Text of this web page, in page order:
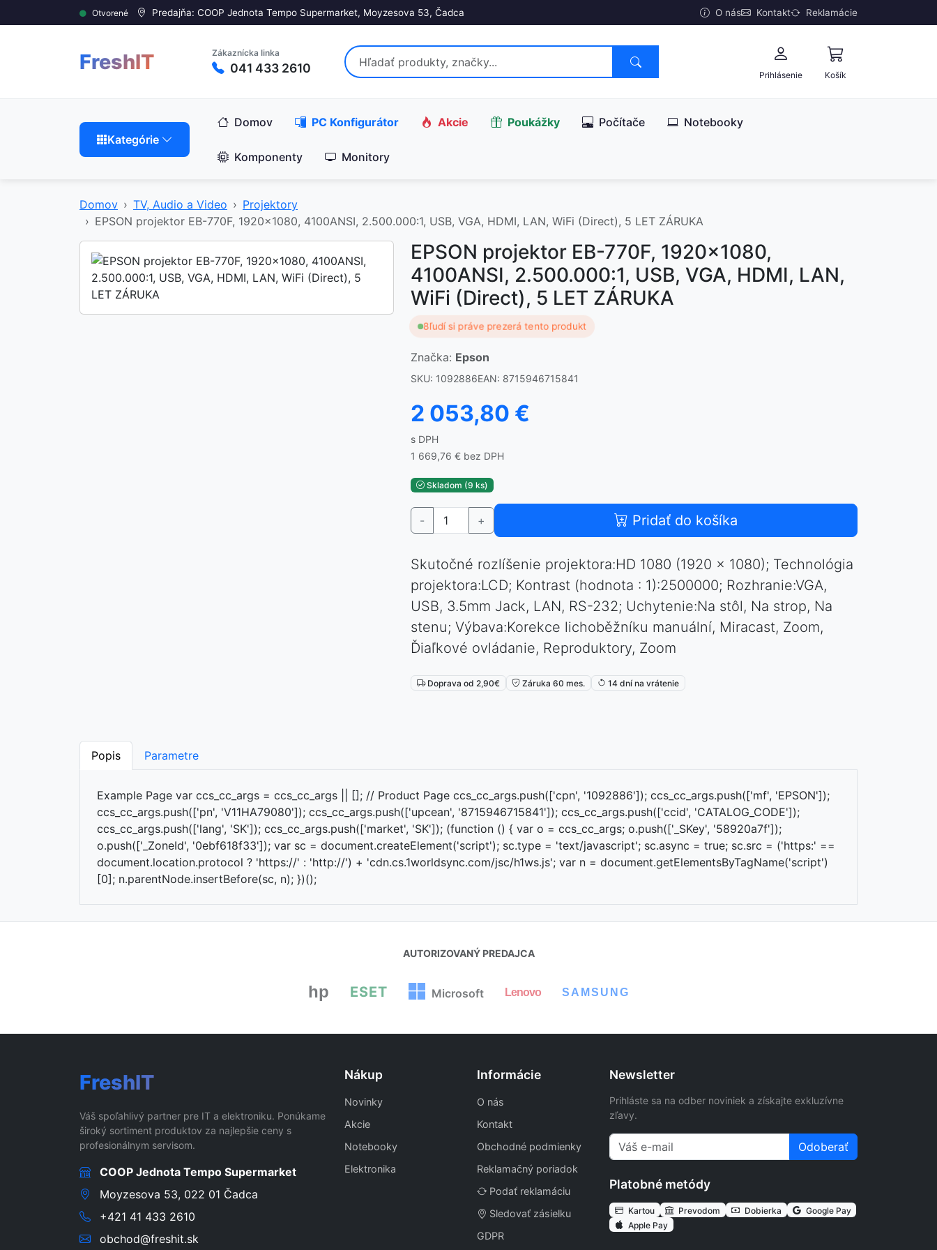
⏳
Otvorené Predajňa: COOP Jednota Tempo Supermarket, Moyzesova 53, Čadca O nás Kontakt Reklamácie
FreshIT Zákaznícka linka
041 433 2610
Prihlásenie Košík
Kategórie
Domov PC Konfigurátor Akcie Poukážky Počítače Notebooky
Komponenty Monitory
Domov TV, Audio a Video
Projektory
EPSON projektor EB-770F, 1920x1080, 4100ANSI, 2.500.000:1, USB, VGA, HDMI, LAN, WiFi (Direct), 5 LET ZÁRUKA
EPSON projektor EB-770F, 1920x1080,
4100ANSI, 2.500.000:1, USB, VGA, HDMI, LAN,
WiFi (Direct), 5 LET ZÁRUKA
8ľudí si práve prezerá tento produkt
Značka: Epson
SKU: 1092886EAN: 8715946715841
2 053,80 €
s DPH
1 669,76 € bez DPH
Skladom (9 ks)
- + Pridať do košíka
Skutočné rozlíšenie projektora:HD 1080 (1920 x 1080); Technológia
projektora:LCD; Kontrast (hodnota : 1):2500000; Rozhranie:VGA,
USB, 3.5mm Jack, LAN, RS-232; Uchytenie:Na stôl, Na strop, Na
stenu; Výbava:Korekce lichoběžníku manuální, Miracast, Zoom,
Ďiaľkové ovládanie, Reproduktory, Zoom
Doprava od 2,90€ Záruka 60 mes. 14 dní na vrátenie
Popis Parametre
Example Page var ccs_cc_args = ccs_cc_args || []; // Product Page ccs_cc_args.push(['cpn', '1092886']); ccs_cc_args.push(['mf', 'EPSON']);
ccs_cc_args.push(['pn', 'V11HA79080']); ccs_cc_args.push(['upcean', '8715946715841']); ccs_cc_args.push(['ccid', 'CATALOG_CODE']);
ccs_cc_args.push(['lang', 'SK']); ccs_cc_args.push(['market', 'SK']); (function () { var o = ccs_cc_args; o.push(['_SKey', '58920a7f']);
o.push(['_ZoneId', '0ebf618f33']); var sc = document.createElement('script'); sc.type = 'text/javascript'; sc.async = true; sc.src = ('https:' ==
document.location.protocol ? 'https://' : 'http://') + 'cdn.cs.1worldsync.com/jsc/h1ws.js'; var n = document.getElementsByTagName('script')
[0]; n.parentNode.insertBefore(sc, n); })();
AUTORIZOVANÝ PREDAJCA
hp ESET Microsoft Lenovo SAMSUNG
FreshIT
Váš spoľahlivý partner pre IT a elektroniku. Ponúkame
široký sortiment produktov za najlepšie ceny s
profesionálnym servisom.
COOP Jednota Tempo Supermarket
Moyzesova 53, 022 01 Čadca
+421 41 433 2610
obchod@freshit.sk
Nákup
Novinky
Akcie
Notebooky
Elektronika
Informácie
O nás
Kontakt
Obchodné podmienky
Reklamačný poriadok
Podať reklamáciu
Sledovať zásielku
GDPR
Newsletter
Prihláste sa na odber noviniek a získajte exkluzívne
zľavy.
Odoberať
Platobné metódy
Kartou Prevodom Dobierka
Google Pay
Apple Pay